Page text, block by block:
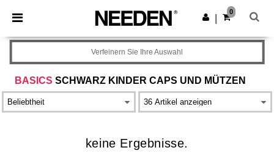
× Needen App
Bessere Preise in der App!
App holen
0
BASICS SCHWARZ KINDER CAPS UND MÜTZEN
Verfeinern Sie Ihre Auswahl
keine Ergebnisse.